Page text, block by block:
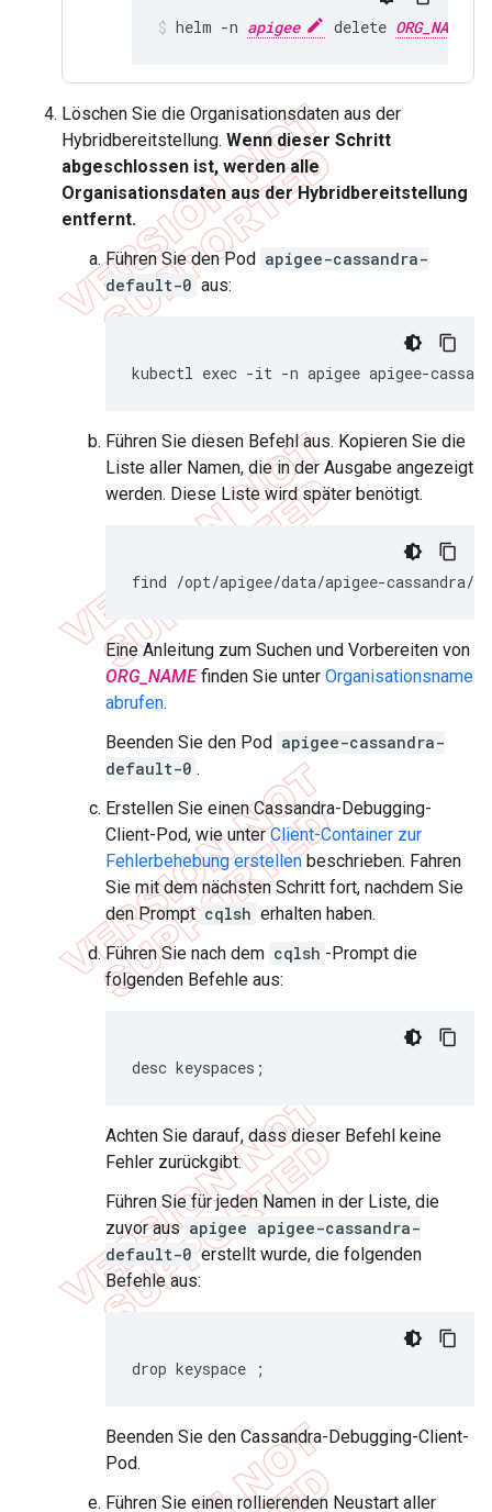
helm -n apigee delete ORG_NAME
Löschen Sie die Organisationsdaten aus der
Hybridbereitstellung. Wenn dieser Schritt
abgeschlossen ist, werden alle
Organisationsdaten aus der Hybridbereitstellung
entfernt.
Führen Sie den Pod apigee-cassandra-
default-0 aus:
kubectl exec -it -n apigee apigee-
Führen Sie diesen Befehl aus. Kopieren Sie die
Liste aller Namen, die in der Ausgabe angezeigt
werden. Diese Liste wird später benötigt.
find /opt/apigee/data/apigee-cassandra/
Eine Anleitung zum Suchen und Vorbereiten von
ORG_NAMEfinden Sie unter Organisationsname
abrufen.
Beenden Sie den Pod apigee-cassandra-
default-0 .
Erstellen Sie einen Cassandra-Debugging-
Client-Pod, wie unterClient-Container zur
Fehlerbehebung erstellenbeschrieben. Fahren
Sie mit dem nächsten Schritt fort, nachdem Sie
den Prompt cqlsh erhalten haben.
Führen Sie nach dem cqlsh -Prompt die
folgenden Befehle aus:
desc keyspaces;
Achten Sie darauf, dass dieser Befehl keine
Fehler zurückgibt.
Führen Sie für jeden Namen in der Liste, die
zuvor aus apigee apigee-cassandra-
default-0 erstellt wurde, die folgenden
Befehle aus:
drop keyspace ;
Beenden Sie den Cassandra-Debugging-Client-
Pod.
Führen Sie einen rollierenden Neustart aller